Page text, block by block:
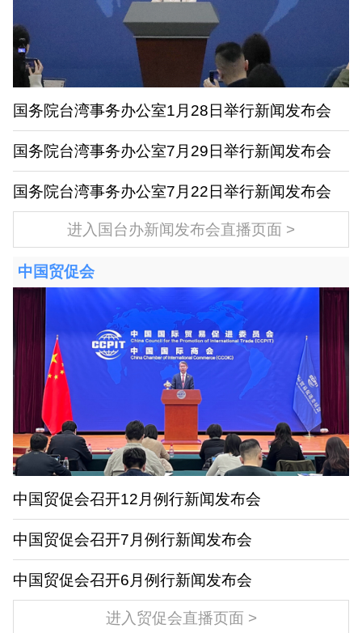
国务院台湾事务办公室1月28日举行新闻发布会
国务院台湾事务办公室7月29日举行新闻发布会
国务院台湾事务办公室7月22日举行新闻发布会
进入国台办新闻发布会直播页面
中国贸促会
中国贸促会召开12月例行新闻发布会
中国贸促会召开7月例行新闻发布会
中国贸促会召开6月例行新闻发布会
进入贸促会直播页面